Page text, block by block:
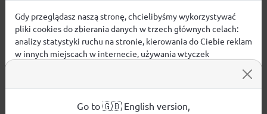
Biustonosz treningowy bezszwowy z niskim
Gdy przeglądasz naszą stronę, chcielibyśmy wykorzystywać
pliki cookies do zbierania danych w trzech głównych celach:
analizy statystyki ruchu na stronie, kierowania do Ciebie reklam
w innych miejscach w internecie, używania wtyczek
używanych plików cookies.
Aby dowiedzieć się więcej o plikach cookie i tym, jak
Go to 🇬🇧 English version,